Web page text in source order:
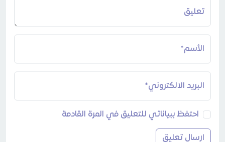
تعليق
الأسم*
البريد الالكتروني*
احتفظ ببياناتي للتعليق في المرة القادمة